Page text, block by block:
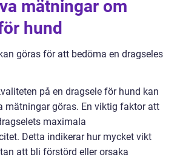
mätningar om
hund
göras för att bedöma en dragseles
på en dragsele för hund kan
mätningar göras. En viktig faktor att
maximala
Detta indikerar hur mycket vikt
att bli förstörd eller orsaka